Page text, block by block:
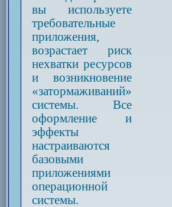
вы используете
требовательные
приложения,
возрастает риск
нехватки ресурсов
и возникновение
«затормаживаний»
системы. Все
оформление и
эффекты
настраиваются
базовыми
приложениями
операционной
системы.